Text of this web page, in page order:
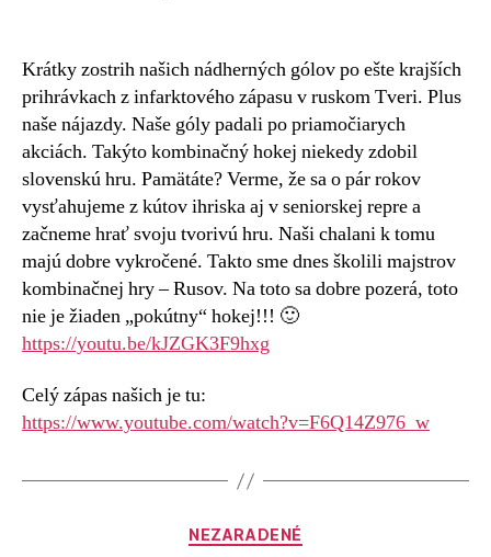
Krátky zostrih našich nádherných gólov po ešte krajších
prihrávkach z infarktového zápasu v ruskom Tveri. Plus
naše nájazdy. Naše góly padali po priamočiarych
akciách. Takýto kombinačný hokej niekedy zdobil
slovenskú hru. Pamätáte? Verme, že sa o pár rokov
vysťahujeme z kútov ihriska aj v seniorskej repre a
začneme hrať svoju tvorivú hru. Naši chalani k tomu
majú dobre vykročené. Takto sme dnes školili majstrov
kombinačnej hry – Rusov. Na toto sa dobre pozerá, toto
nie je žiaden „pokútny“ hokej!!! 🙂
https://youtu.be/kJZGK3F9hxg
Celý zápas našich je tu:
https://www.youtube.com/watch?v=F6Q14Z976_w
NEZARADENÉ